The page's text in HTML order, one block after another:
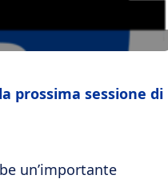
prossima sessione di
un’importante